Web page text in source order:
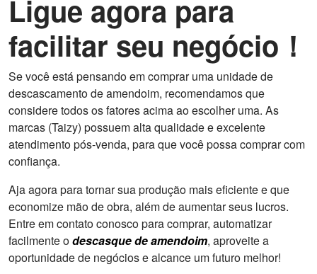
Ligue agora para
facilitar seu negócio！
Se você está pensando em comprar uma unidade de
descascamento de amendoim, recomendamos que
considere todos os fatores acima ao escolher uma. As
marcas (Taizy) possuem alta qualidade e excelente
atendimento pós-venda, para que você possa comprar com
confiança.
Aja agora para tornar sua produção mais eficiente e que
economize mão de obra, além de aumentar seus lucros.
Entre em contato conosco para comprar, automatizar
facilmente odescasque de amendoim, aproveite a
oportunidade de negócios e alcance um futuro melhor!